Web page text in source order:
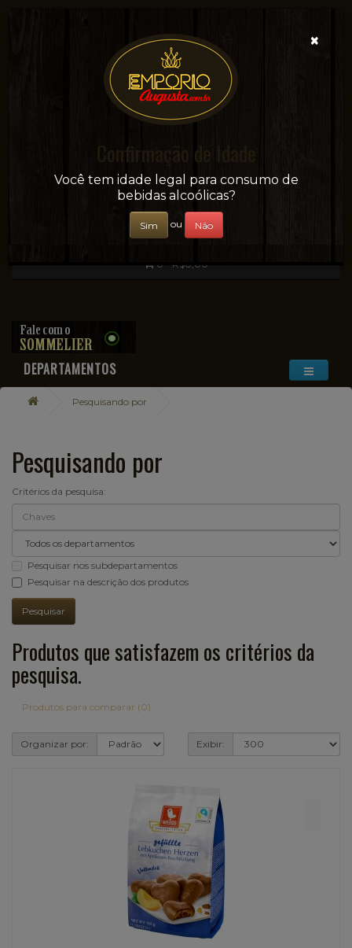
Sua conveniência e adega on-line!
0 - R$0,00
DEPARTAMENTOS
Pesquisando por
Pesquisando por
Critérios da pesquisa:
Pesquisar nos subdepartamentos
Pesquisar na descrição dos produtos
Produtos que satisfazem os critérios da
pesquisa.
Produtos para comparar (0)
Organizar por: Exibir:
×
Confirmação de Idade
Você tem idade legal para consumo de
bebidas alcoólicas?
Sim ou Não